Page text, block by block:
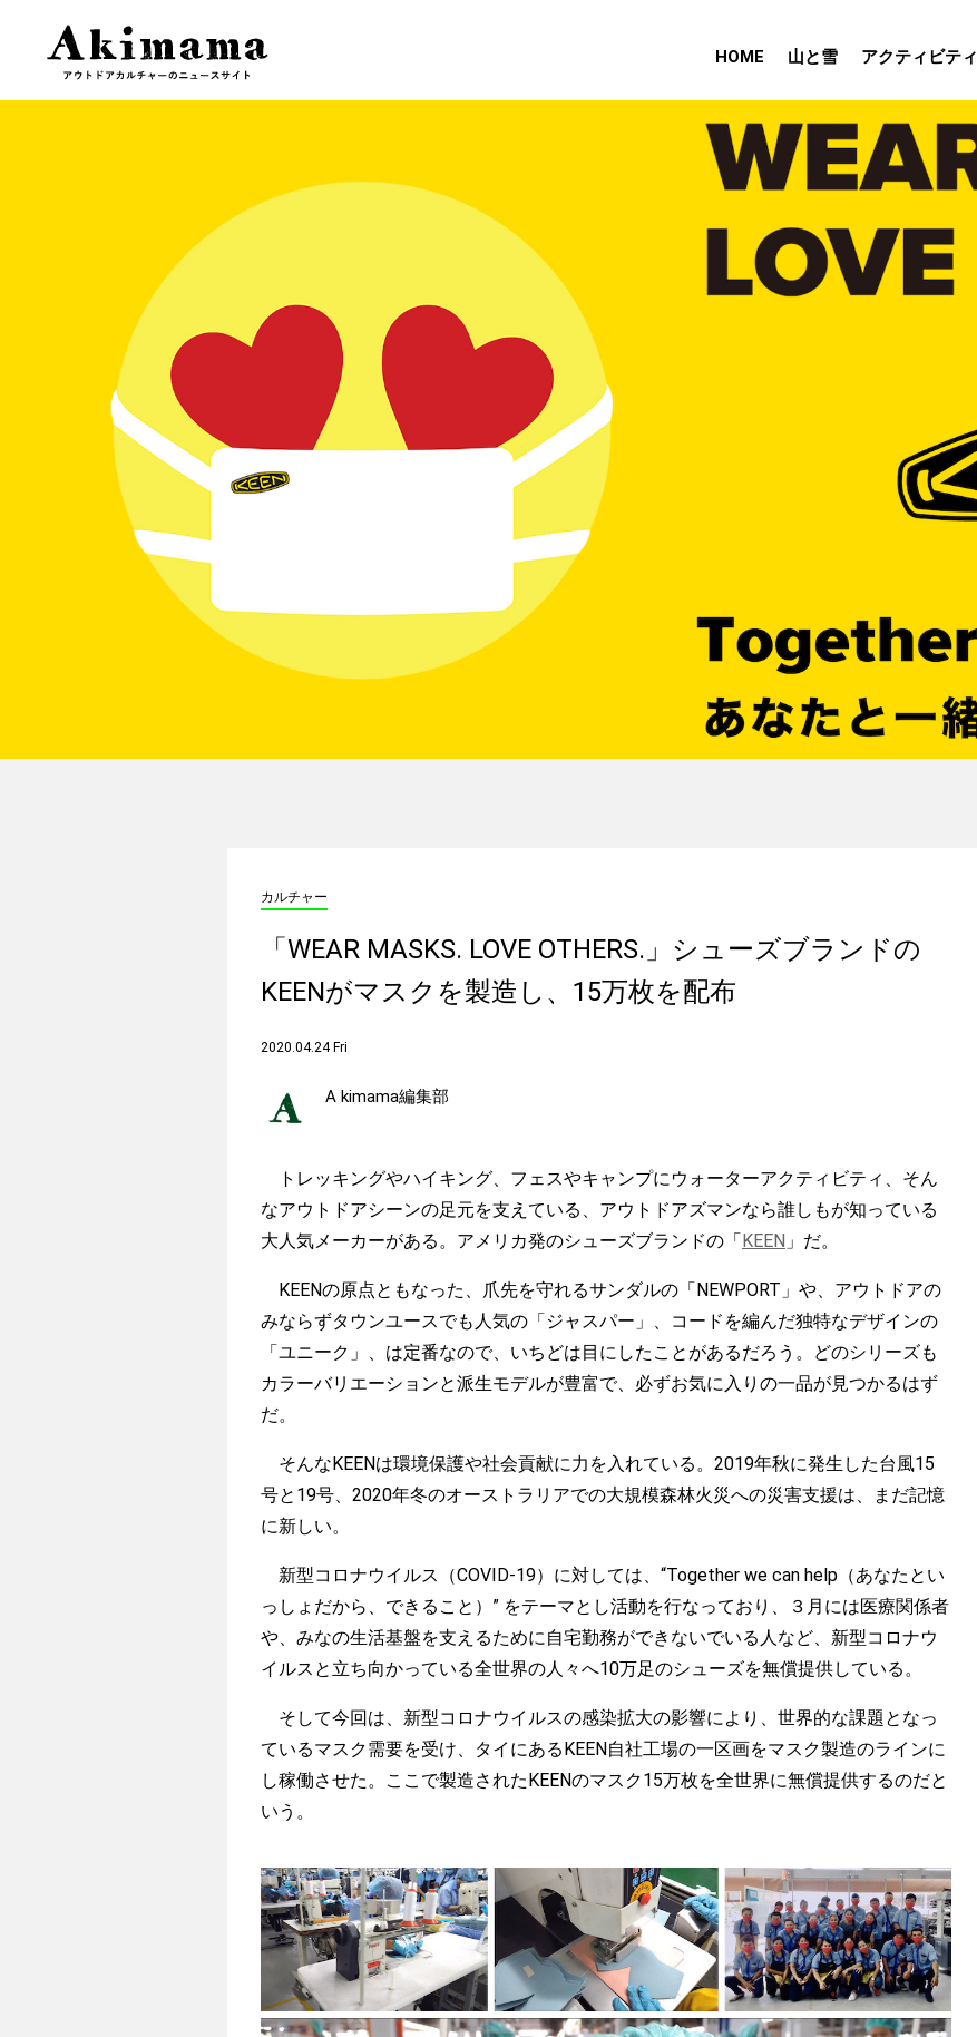
HOME 山と雪 アクティビティ
カルチャー
「WEAR MASKS. LOVE OTHERS.」シューズブランドの
KEENがマスクを製造し、15万枚を配布
2020.04.24 Fri
A kimama編集部
トレッキングやハイキング、フェスやキャンプにウォーターアクティビティ、そん
なアウトドアシーンの足元を支えている、アウトドアズマンなら誰しもが知っている
大人気メーカーがある。アメリカ発のシューズブランドの「KEEN 」だ。
KEENの原点ともなった、爪先を守れるサンダルの「NEWPORT」や、アウトドアの
みならずタウンユースでも人気の「ジャスパー」、コードを編んだ独特なデザインの
「ユニーク」、は定番なので、いちどは目にしたことがあるだろう。どのシリーズも
カラーバリエーションと派生モデルが豊富で、必ずお気に入りの一品が見つかるはず
だ。
そんなKEENは環境保護や社会貢献に力を入れている。2019年秋に発生した台風15
号と19号、2020年冬のオーストラリアでの大規模森林火災への災害支援は、まだ記憶
に新しい。
新型コロナウイルス（COVID-19）に対しては、“Together we can help（あなたとい
っしょだから、できること）” をテーマとし活動を行なっており、３月には医療関係者
や、みなの生活基盤を支えるために自宅勤務ができないでいる人など、新型コロナウ
イルスと立ち向かっている全世界の人々へ10万足のシューズを無償提供している。
そして今回は、新型コロナウイルスの感染拡大の影響により、世界的な課題となっ
ているマスク需要を受け、タイにあるKEEN自社工場の一区画をマスク製造のラインに
し稼働させた。ここで製造されたKEENのマスク15万枚を全世界に無償提供するのだと
いう。
渡辺信吾